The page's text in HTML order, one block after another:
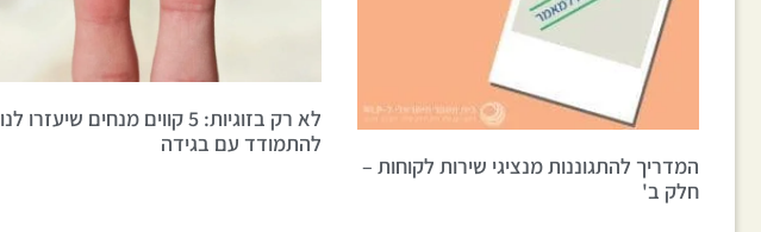
המדריך להתגוננות מנציגי שירות לקוחות –
חלק ב'
לא רק בזוגיות: 5 קווים מנחים שיעזרו לנו
להתמודד עם בגידה